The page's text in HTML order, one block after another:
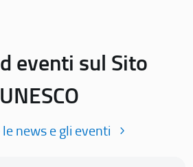
eventi sul Sito
UNESCO
news e gli eventi